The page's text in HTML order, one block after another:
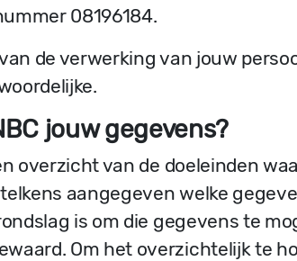
08196184.
de verwerking van jouw
jouw gegevens?
overzicht van de doeleinden
aangegeven welke
is om die gegevens te
Om het overzichtelijk te